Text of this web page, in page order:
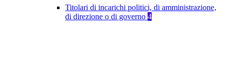
Titolari di incarichi politici, di amministrazione,
di direzione o di governo 4